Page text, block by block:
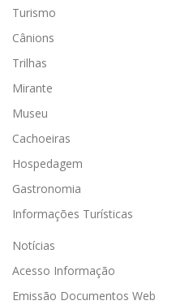
Turismo
Cânions
Trilhas
Mirante
Museu
Cachoeiras
Hospedagem
Gastronomia
Informações Turísticas
Notícias
Acesso Informação
Emissão Documentos Web